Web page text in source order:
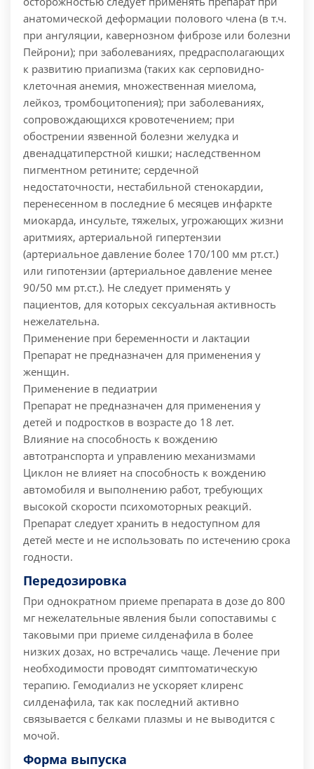
анатомической деформации полового члена (в т.ч.
при ангуляции, кавернозном фиброзе или болезни
Пейрони); при заболеваниях, предрасполагающих
к развитию приапизма (таких как серповидно-
клеточная анемия, множественная миелома,
лейкоз, тромбоцитопения); при заболеваниях,
сопровождающихся кровотечением; при
обострении язвенной болезни желудка и
двенадцатиперстной кишки; наследственном
пигментном ретините; сердечной
недостаточности, нестабильной стенокардии,
перенесенном в последние 6 месяцев инфаркте
миокарда, инсульте, тяжелых, угрожающих жизни
аритмиях, артериальной гипертензии
(артериальное давление более 170/100 мм рт.ст.)
или гипотензии (артериальное давление менее
90/50 мм рт.ст.). Не следует применять у
пациентов, для которых сексуальная активность
нежелательна.
Применение при беременности и лактации
Препарат не предназначен для применения у
женщин.
Применение в педиатрии
Препарат не предназначен для применения у
детей и подростков в возрасте до 18 лет.
Влияние на способность к вождению
автотранспорта и управлению механизмами
Циклон не влияет на способность к вождению
автомобиля и выполнению работ, требующих
высокой скорости психомоторных реакций.
Препарат следует хранить в недоступном для
детей месте и не использовать по истечению срока
годности.
Передозировка
При однократном приеме препарата в дозе до 800
мг нежелательные явления были сопоставимы с
таковыми при приеме силденафила в более
низких дозах, но встречались чаще. Лечение при
необходимости проводят симптоматическую
терапию. Гемодиализ не ускоряет клиренс
силденафила, так как последний активно
связывается с белками плазмы и не выводится с
мочой.
Форма выпуска